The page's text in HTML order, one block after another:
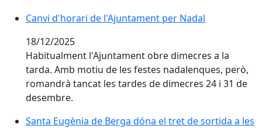
Canvi d'horari de l'Ajuntament per Nadal
Canvi d'horari de l'Ajuntament per Nadal
18/12/2025
Habitualment l'Ajuntament obre dimecres a la
tarda. Amb motiu de les festes nadalenques, però,
romandrà tancat les tardes de dimecres 24 i 31 de
desembre.
Santa Eugènia de Berga dóna el tret de sortida a
Santa Eugènia de Berga dóna el tret de sortida a les